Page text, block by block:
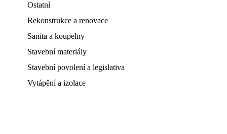
Ostatní
Rekonstrukce a renovace
Sanita a koupelny
Stavební materiály
Stavební povolení a legislativa
Vytápění a izolace